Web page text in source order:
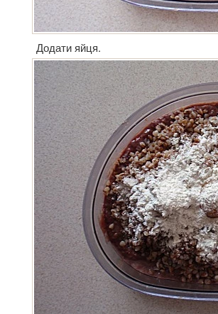
Додати яйця.